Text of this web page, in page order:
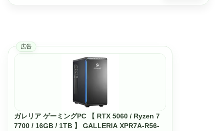
広告
ガレリア ゲーミングPC 【 RTX 5060 / Ryzen 7
7700 / 16GB / 1TB 】 GALLERIA XPR7A-R56-